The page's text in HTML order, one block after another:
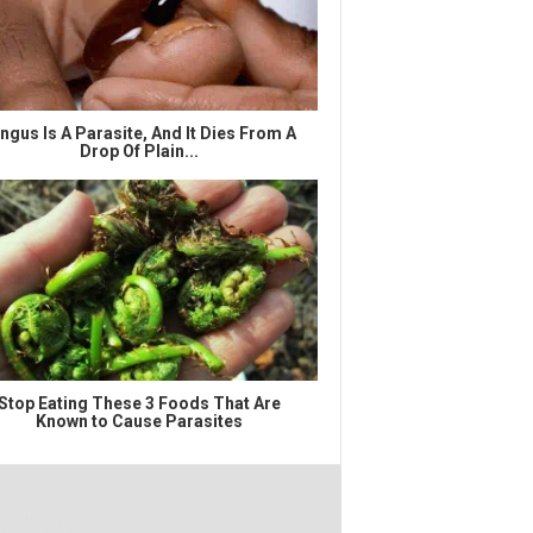
Is A Parasite, And It Dies From A
Drop Of Plain...
Eating These 3 Foods That Are
Known to Cause Parasites